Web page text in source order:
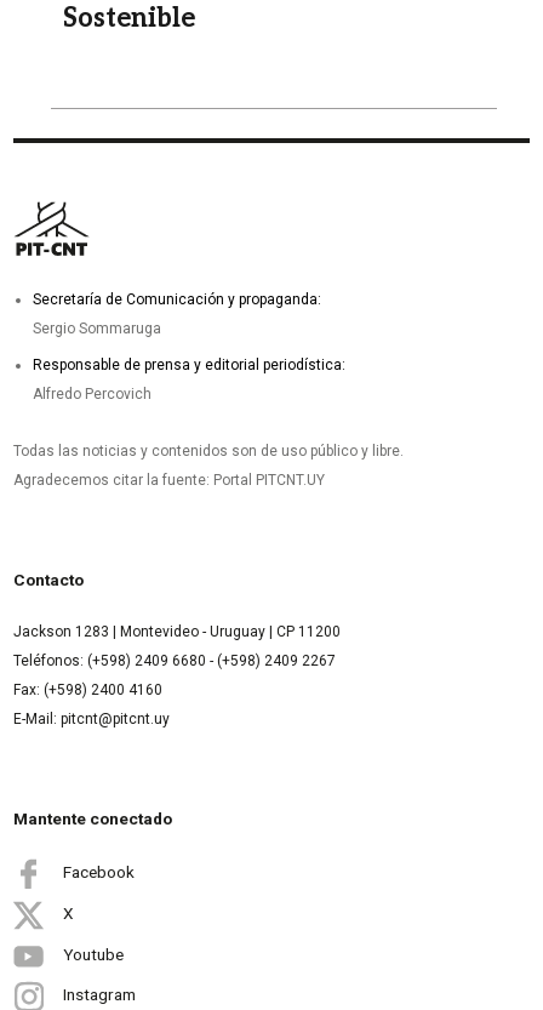
Sostenible
Secretaría de Comunicación y propaganda:
Sergio Sommaruga
Responsable de prensa y editorial periodística:
Alfredo Percovich
Todas las noticias y contenidos son de uso público y libre.
Agradecemos citar la fuente: Portal PITCNT.UY
Contacto
Jackson 1283 | Montevideo - Uruguay | CP 11200
Teléfonos: (+598) 2409 6680 - (+598) 2409 2267
Fax: (+598) 2400 4160
E-Mail: pitcnt@pitcnt.uy
Mantente conectado
Facebook
X
Youtube
Instagram